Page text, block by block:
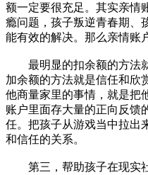
额一定要很充足。其实亲情
瘾问题，孩子叛逆青春期、
能有效的解决。那么亲情账
最明显的扣余额的方法就
加余额的方法就是信任和欣
他商量家里的事情，就是把
账户里面存大量的正向反馈
任。把孩子从游戏当中拉出
和信任的关系。
第三，帮助孩子在现实社